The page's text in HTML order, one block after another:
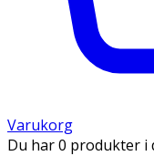
Varukorg
Du har 0 produkter i